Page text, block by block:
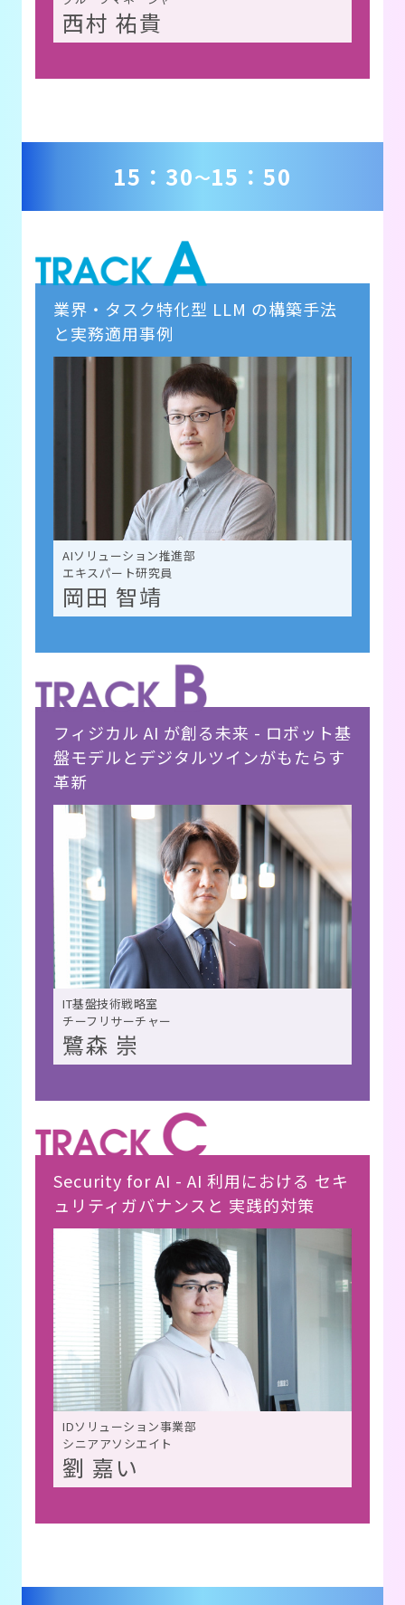
西村 祐貴
15：30～15：50
業界・タスク特化型 LLM の構築手法
と実務適用事例
AIソリューション推進部
エキスパート研究員
岡田 智靖
フィジカル AI が創る未来 - ロボット基
盤モデルとデジタルツインがもたらす
革新
IT基盤技術戦略室
チーフリサーチャー
鷺森 崇
Security for AI - AI 利用における セキ
ュリティガバナンスと 実践的対策
IDソリューション事業部
シニアアソシエイト
劉 嘉い